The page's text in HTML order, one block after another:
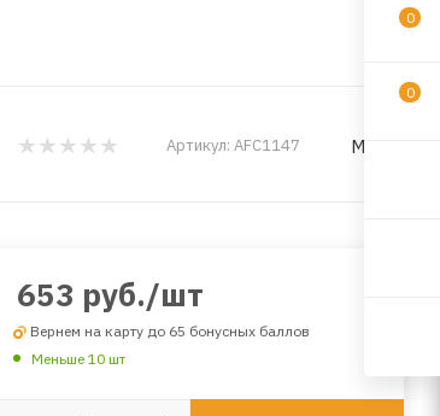
Артикул: AFC1147 MILES
653 руб./шт
Вернем на карту до 65 бонусных баллов
Меньше 10 шт
0
0